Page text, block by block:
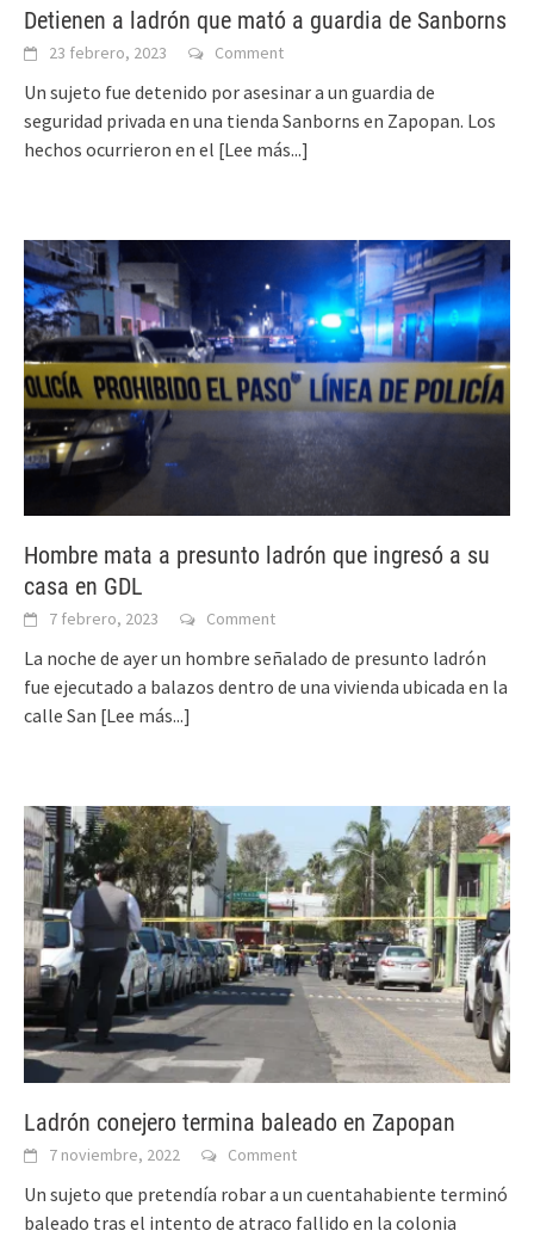
Detienen a ladrón que mató a guardia de Sanborns
23 febrero, 2023 Comment
Un sujeto fue detenido por asesinar a un guardia de
seguridad privada en una tienda Sanborns en Zapopan. Los
hechos ocurrieron en el [Lee más...]
Hombre mata a presunto ladrón que ingresó a su
casa en GDL
7 febrero, 2023 Comment
La noche de ayer un hombre señalado de presunto ladrón
fue ejecutado a balazos dentro de una vivienda ubicada en la
calle San [Lee más...]
Ladrón conejero termina baleado en Zapopan
7 noviembre, 2022 Comment
Un sujeto que pretendía robar a un cuentahabiente terminó
baleado tras el intento de atraco fallido en la colonia